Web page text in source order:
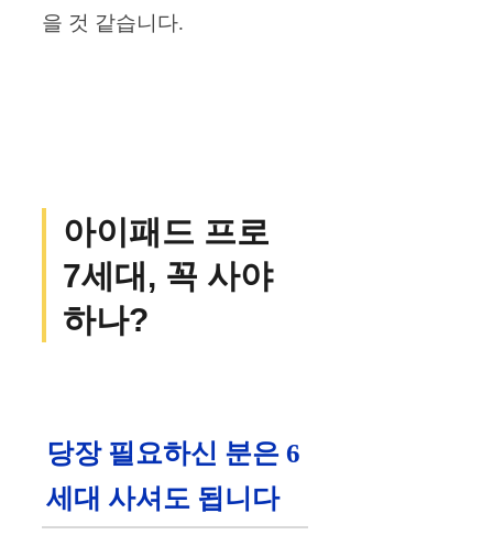
을 것 같습니다.
아이패드 프로
7세대, 꼭 사야
하나?
당장 필요하신 분은 6
세대 사셔도 됩니다